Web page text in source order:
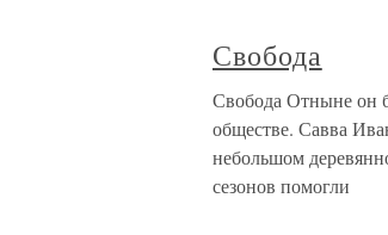
Свобода
Свобода Отныне он
обществе. Савва
небольшом
сезонов помогли